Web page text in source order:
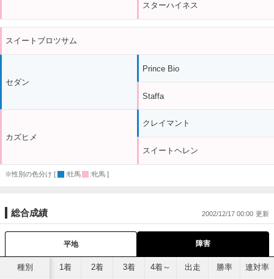
スターハイネス
スイートブロツサム
セダン
カズヒメ
Prince Bio
Staffa
クレイマント
スイートヘレン
※性別の色分け [ :牡馬 :牝馬 ]
総合成績 2002/12/17 00:00
平地 障害
種別 1着 2着 3着 4着～ 出走 勝率 連対率